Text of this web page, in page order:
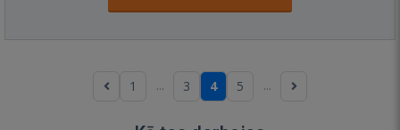
1 ... 3 4 5 ...